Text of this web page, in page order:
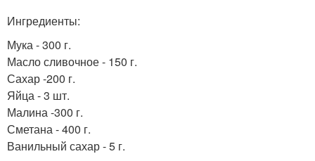
Ингредиенты:
Мука - 300 г.
Масло сливочное - 150 г.
Сахар -200 г.
Яйца - 3 шт.
Малина -300 г.
Сметана - 400 г.
Ванильный сахар - 5 г.